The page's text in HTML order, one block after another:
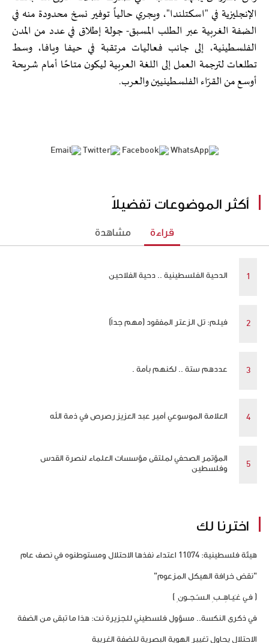
الإنجليزية في "اسكتلندا"، ويجري حالياً توفير نسخ محدودة منه في
الضفة الغربية عبر الطلب المسبق- جولة إطلاق في عدد من المدن
الفلسطينية، إلى جانب فعاليات مرتقبة في حيفا ويافا، وسط
تطلعات لترجمة العمل إلى اللغة العربية ليكون متاحًا أمام شريحة
أوسع من القرّاء الفلسطينيين والعرب.
أكثر الموضوعات تفضيلاً
قراءة مشاهدة
الدحية الفلسطينية .. دحية الفلاحين
فيلم: تل الزعتر المفقود (مهم جداً)
عددهم ستة .. لكنهم بأمة .
العلامة الموسوعي أمير عبد العزيز رصرص في ذمة الله
المؤتمر الصحفي لملتقى مؤسسات العلماء لنصرة القدس
وفلسطين
اخترنا لك
هيئة فلسطينية: 11074 اعتداء نفذها الاحتلال ومستوطنوه في نصف عام
"نقض خرافة الهيكل المزعوم"
( فـي غـَيـاهِــب ِ الـسـّـجــون ِ )
في ذكرى النكسة.. مسؤول فلسطيني للجزيرة نت: هذا ما تبقى من الضفة
الاحتلال يحاول تغيير الهوية البصرية للضفة الغربية